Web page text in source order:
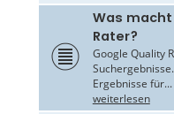
Was
Rater?
Google Quality
Ergebnisse für...
weiterlesen